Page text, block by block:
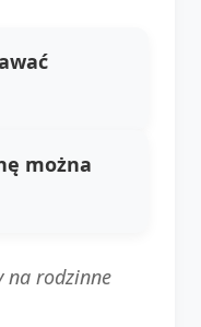
można
na rodzinne